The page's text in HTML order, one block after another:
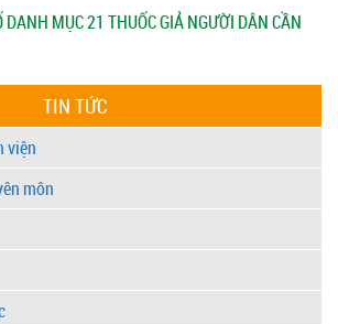
DANH MỤC 21 THUỐC GIẢ NGƯỜI DÂN CẦN
TIN TỨC
viện
môn